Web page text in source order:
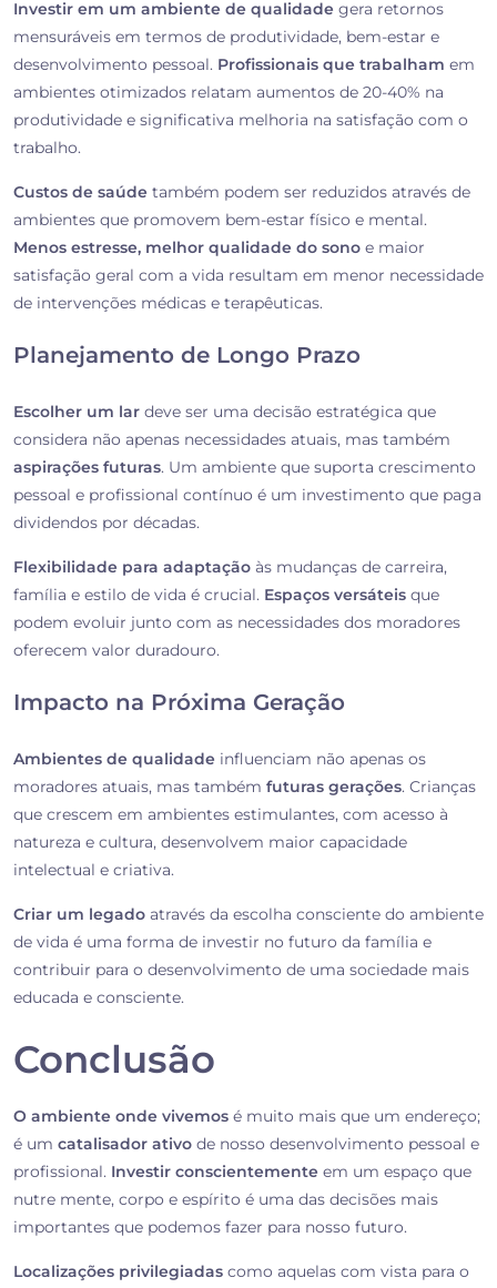
Investir em um ambiente de qualidade gera retornos
mensuráveis em termos de produtividade, bem-estar e
desenvolvimento pessoal. Profissionais que trabalham em
ambientes otimizados relatam aumentos de 20-40% na
produtividade e significativa melhoria na satisfação com o
trabalho.
Custos de saúde também podem ser reduzidos através de
ambientes que promovem bem-estar físico e mental.
Menos estresse, melhor qualidade do sono e maior
satisfação geral com a vida resultam em menor necessidade
de intervenções médicas e terapêuticas.
Planejamento de Longo Prazo
Escolher um lar deve ser uma decisão estratégica que
considera não apenas necessidades atuais, mas também
aspirações futuras. Um ambiente que suporta crescimento
pessoal e profissional contínuo é um investimento que paga
dividendos por décadas.
Flexibilidade para adaptação às mudanças de carreira,
família e estilo de vida é crucial. Espaços versáteis que
podem evoluir junto com as necessidades dos moradores
oferecem valor duradouro.
Impacto na Próxima Geração
Ambientes de qualidade influenciam não apenas os
moradores atuais, mas também futuras gerações. Crianças
que crescem em ambientes estimulantes, com acesso à
natureza e cultura, desenvolvem maior capacidade
intelectual e criativa.
Criar um legado através da escolha consciente do ambiente
de vida é uma forma de investir no futuro da família e
contribuir para o desenvolvimento de uma sociedade mais
educada e consciente.
Conclusão
O ambiente onde vivemos é muito mais que um endereço;
é um catalisador ativo de nosso desenvolvimento pessoal e
profissional. Investir conscientemente em um espaço que
nutre mente, corpo e espírito é uma das decisões mais
importantes que podemos fazer para nosso futuro.
Localizações privilegiadas como aquelas com vista para o